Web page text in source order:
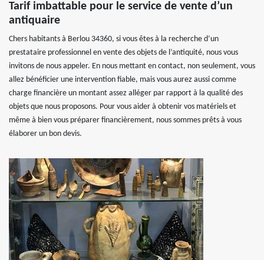
Tarif imbattable pour le service de vente d’un
antiquaire
Chers habitants à Berlou 34360, si vous êtes à la recherche d’un
prestataire professionnel en vente des objets de l’antiquité, nous vous
invitons de nous appeler. En nous mettant en contact, non seulement, vous
allez bénéficier une intervention fiable, mais vous aurez aussi comme
charge financière un montant assez alléger par rapport à la qualité des
objets que nous proposons. Pour vous aider à obtenir vos matériels et
même à bien vous préparer financièrement, nous sommes prêts à vous
élaborer un bon devis.